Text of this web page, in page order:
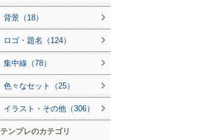
背景（18）
ロゴ・題名（124）
集中線（78）
色々なセット（25）
イラスト・その他（306）
テンプレのカテゴリ